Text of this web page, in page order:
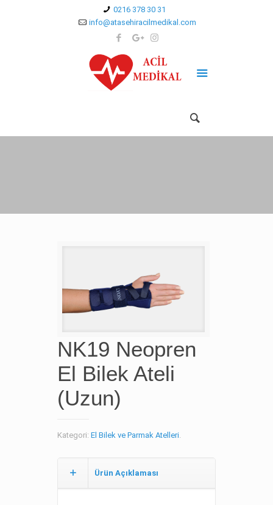
0216 378 30 31
info@atasehiracilmedikal.com
NK19 Neopren
El Bilek Ateli
(Uzun)
Kategori: El Bilek ve Parmak Atelleri.
Ürün Açıklaması